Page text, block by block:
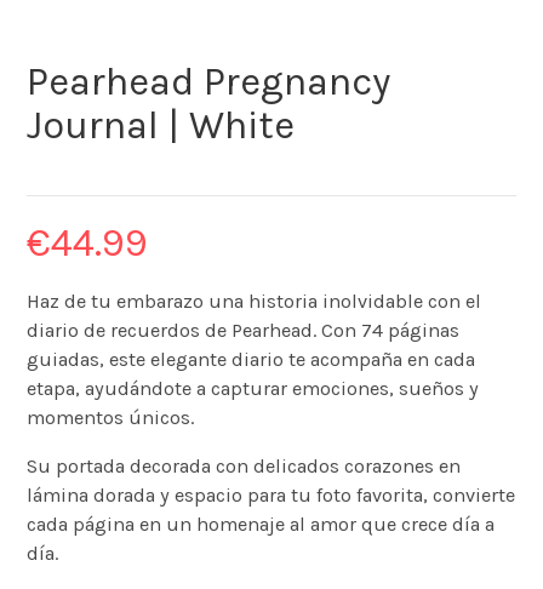
Pearhead Pregnancy
Journal | White
€44.99
Haz de tu embarazo una historia inolvidable con el
diario de recuerdos de Pearhead. Con 74 páginas
guiadas, este elegante diario te acompaña en cada
etapa, ayudándote a capturar emociones, sueños y
momentos únicos.
Su portada decorada con delicados corazones en
lámina dorada y espacio para tu foto favorita, convierte
cada página en un homenaje al amor que crece día a
día.